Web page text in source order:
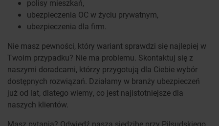
polisy mieszkań,
ubezpieczenia OC w życiu prywatnym,
ubezpieczenia dla firm.
Nie masz pewności, który wariant sprawdzi się najlepiej w
Twoim przypadku? Nie ma problemu. Skontaktuj się z
naszymi doradcami, którzy przygotują dla Ciebie wybór
dostępnych rozwiązań. Działamy w branży ubezpieczeń
już od lat, dlatego wiemy, co jest najistotniejsze dla
naszych klientów.
Masz pytania? Odwiedź naszą siedzibę przy Piłsudskiego